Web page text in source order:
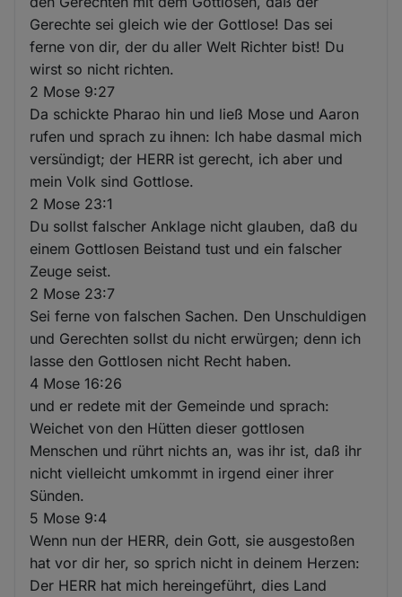
Gerechte sei gleich wie der Gottlose! Das sei
ferne von dir, der du aller Welt Richter bist! Du
wirst so nicht richten.
2 Mose 9:27
Da schickte Pharao hin und ließ Mose und Aaron
rufen und sprach zu ihnen: Ich habe dasmal mich
versündigt; der HERR ist gerecht, ich aber und
mein Volk sind Gottlose.
2 Mose 23:1
Du sollst falscher Anklage nicht glauben, daß du
einem Gottlosen Beistand tust und ein falscher
Zeuge seist.
2 Mose 23:7
Sei ferne von falschen Sachen. Den Unschuldigen
und Gerechten sollst du nicht erwürgen; denn ich
lasse den Gottlosen nicht Recht haben.
4 Mose 16:26
und er redete mit der Gemeinde und sprach:
Weichet von den Hütten dieser gottlosen
Menschen und rührt nichts an, was ihr ist, daß ihr
nicht vielleicht umkommt in irgend einer ihrer
Sünden.
5 Mose 9:4
Wenn nun der HERR, dein Gott, sie ausgestoßen
hat vor dir her, so sprich nicht in deinem Herzen:
Der HERR hat mich hereingeführt, dies Land